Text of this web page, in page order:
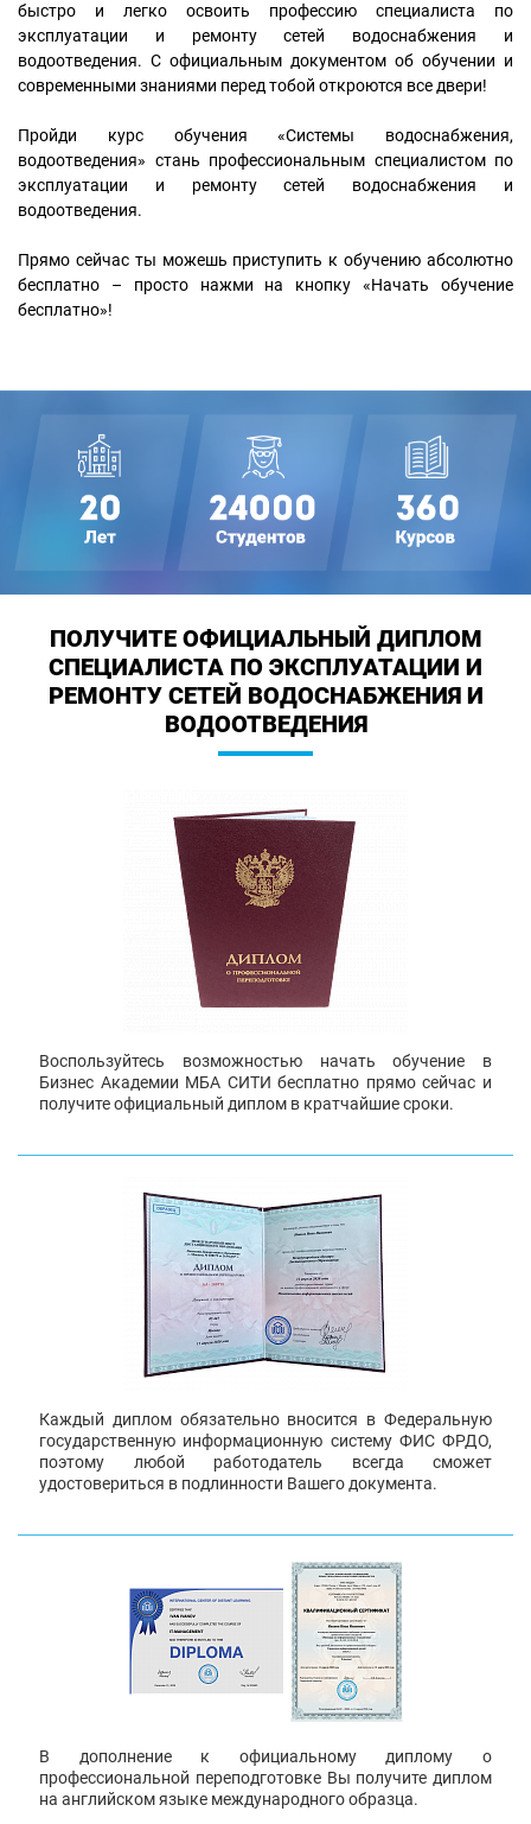
быстро и легко освоить профессию специалиста по
эксплуатации и ремонту сетей водоснабжения и
водоотведения. С официальным документом об обучении и
современными знаниями перед тобой откроются все двери!
Пройди курс обучения «Системы водоснабжения,
водоотведения» стань профессиональным специалистом по
эксплуатации и ремонту сетей водоснабжения и
водоотведения.
Прямо сейчас ты можешь приступить к обучению абсолютно
бесплатно – просто нажми на кнопку «Начать обучение
бесплатно»!
ПОЛУЧИТЕ ОФИЦИАЛЬНЫЙ ДИПЛОМ
СПЕЦИАЛИСТА ПО ЭКСПЛУАТАЦИИ И
РЕМОНТУ СЕТЕЙ ВОДОСНАБЖЕНИЯ И
ВОДООТВЕДЕНИЯ
Воспользуйтесь возможностью начать обучение в
Бизнес Академии МБА СИТИ бесплатно прямо сейчас и
получите официальный диплом в кратчайшие сроки.
Каждый диплом обязательно вносится в Федеральную
государственную информационную систему ФИС ФРДО,
поэтому любой работодатель всегда сможет
удостовериться в подлинности Вашего документа.
В дополнение к официальному диплому о
профессиональной переподготовке Вы получите диплом
на английском языке международного образца.